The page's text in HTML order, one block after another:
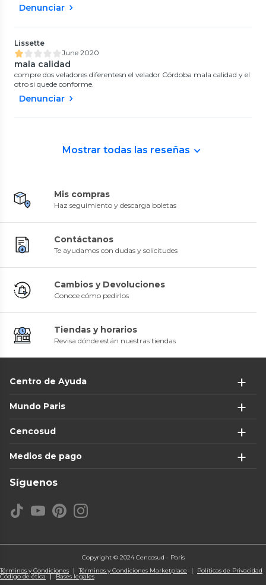
Denunciar
Lissette
June 2020
mala calidad
compre dos veladores diferentesn el velador Córdoba mala calidad y el
otro si quede conforme.
Denunciar
Mostrar todas las reseñas
Mis compras
Haz seguimiento y descarga boletas
Contáctanos
Te ayudamos con dudas y solicitudes
Cambios y Devoluciones
Conoce cómo pedirlos
Tiendas y horarios
Revisa dónde están nuestras tiendas
Centro de Ayuda
Mundo Paris
Cencosud
Medios de pago
Síguenos
Copyright © 2024 Cencosud - Paris
Términos y Condiciones
Términos y Condiciones Marketplace Políticas de Privacidad
Código de ética Bases legales